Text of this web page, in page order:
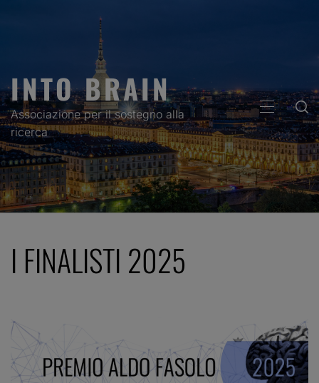
INTO BRAIN
Associazione per il sostegno alla
ricerca
PRIMARY
MENU
I FINALISTI 2025